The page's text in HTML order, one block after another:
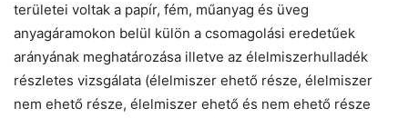
területei voltak a papír, fém, műanyag és üveg
anyagáramokon belül külön a csomagolási eredetűek
arányának meghatározása illetve az élelmiszerhulladék
részletes vizsgálata (élelmiszer ehető része, élelmiszer
nem ehető része, élelmiszer ehető és nem ehető része
Helló! Miben segíthetek ma?